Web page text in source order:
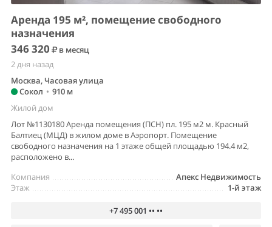
Аренда 195 м², помещение свободного
назначения
346 320
в месяц
2 дня назад
Москва, Часовая улица
Сокол • 910 м
Жилой дом
Лот №1130180 Аренда помещения (ПСН) пл. 195 м2 м. Красный
Балтиец (МЦД) в жилом доме в Аэропорт. Помещение
свободного назначения на 1 этаже общей площадью 194.4 м2,
расположено в...
Апекс Недвижимость
Компания
1-й этаж
Этаж
+7 495 001 •• ••